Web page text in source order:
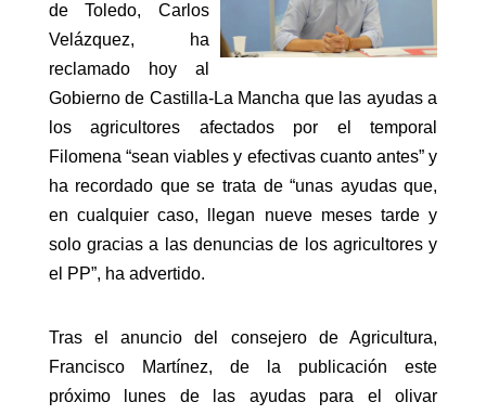
de Toledo, Carlos
Velázquez, ha
reclamado hoy al
Gobierno de Castilla-La Mancha que las ayudas a
los agricultores afectados por el temporal
Filomena “sean viables y efectivas cuanto antes” y
ha recordado que se trata de “unas ayudas que,
en cualquier caso, llegan nueve meses tarde y
solo gracias a las denuncias de los agricultores y
el PP”, ha advertido.
Tras el anuncio del consejero de Agricultura,
Francisco Martínez, de la publicación este
próximo lunes de las ayudas para el olivar